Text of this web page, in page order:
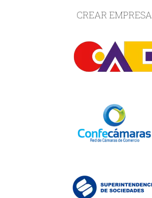
CREAR EMPRESA